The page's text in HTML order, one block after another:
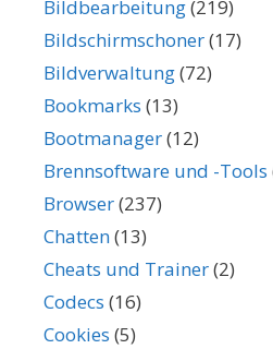
Bildbearbeitung(219)
Bildschirmschoner(17)
Bildverwaltung(72)
Bookmarks (13)
Bootmanager(12)
Brennsoftware und -Tools
Browser(237)
Chatten(13)
Cheats und Trainer(2)
Codecs (16)
Cookies (5)